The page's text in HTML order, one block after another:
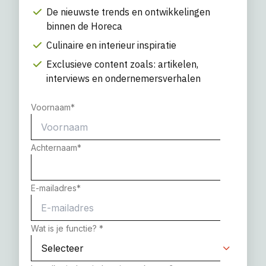
De nieuwste trends en ontwikkelingen
binnen de Horeca
Culinaire en interieur inspiratie
Exclusieve content zoals: artikelen,
interviews en ondernemersverhalen
Voornaam*
Achternaam*
E-mailadres*
Wat is je functie? *